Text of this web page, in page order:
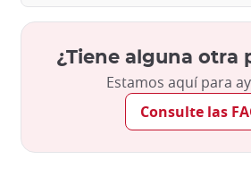
¿Tiene alguna otra
Estamos aquí para
Consulte las